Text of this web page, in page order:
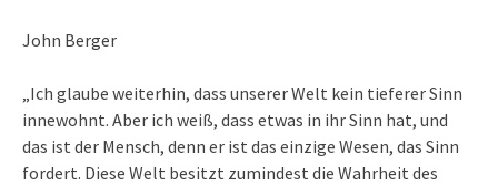
John Berger
„Ich glaube weiterhin, dass unserer Welt kein tieferer Sinn
innewohnt. Aber ich weiß, dass etwas in ihr Sinn hat, und
das ist der Mensch, denn er ist das einzige Wesen, das Sinn
fordert. Diese Welt besitzt zumindest die Wahrheit des